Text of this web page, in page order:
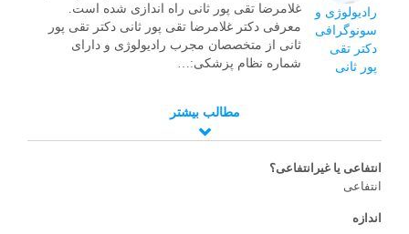
رادیولوژی و
سونوگرافی
دکتر تقی
پور ثانی
غلامرضا تقی پور ثانی راه اندازی شده است.
معرفی دکتر غلامرضا تقی پور ثانی دکتر تقی پور
ثانی از متخصصان مجرب رادیولوژی و دارای
شماره نظام پزشکی:…
مطالب بیشتر
انتفاعی یا غیرانتفاعی؟
انتفاعی
اندازه